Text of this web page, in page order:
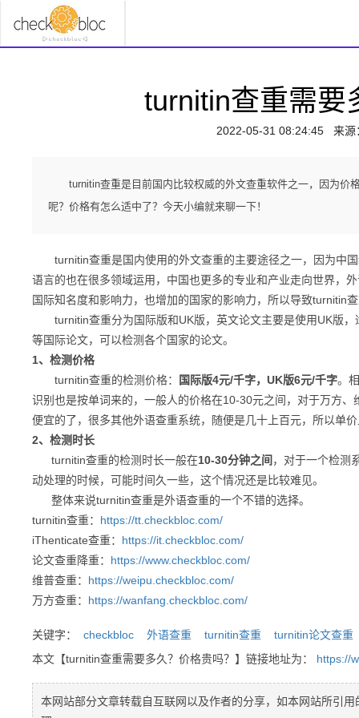
turnitin查重需要
2022-05-31 08:24:45来源
turnitin查重是目前国内比较权威的外文查重软件之一，因为价
呢？价格有怎么适中了？今天小编就来聊一下！
turnitin查重是国内使用的外文查重的主要途径之一，因为中
语言的也在很多领域运用，中国也更多的专业和产业走向世界，
国际知名度和影响力，也增加的国家的影响力，所以导致turnitin
turnitin查重分为国际版和UK版，英文论文主要是使用UK版，
等国际论文，可以检测各个国家的论文。
1、检测价格
turnitin查重的检测价格：
国际版4元/千字，UK版6元/千字。
识别也是按单词来的，一般人的价格在10-30元之间，对于万方
便宜的了，很多其他外语查重系统，随便是几十上百元，所以单
2、检测时长
turnitin查重的检测时长一般在10-30分钟之间 ，对于一个检测
动处理的时候，可能时间久一些，这个情况还是比较难见。
整体来说turnitin查重是外语查重的一个不错的选择。
turnitin查重： https://tt.checkbloc.com/
iThenticate查重： https://it.checkbloc.com/
论文查重降重： https://www.checkbloc.com/
维普查重： https://weipu.checkbloc.com/
万方查重： https://wanfang.checkbloc.com/
关键字： checkbloc 外语查重 turnitin查重
turnitin论文查重
本文【turnitin查重需要多久？价格贵吗？】链接地址为： https://
本网站部分文章转载自互联网以及作者的分享，如本网站所引